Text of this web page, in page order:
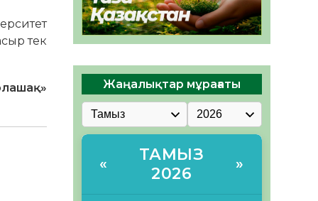
тек
Жаңалықтар мұрағаты
«
ТАМЫЗ
2026
»